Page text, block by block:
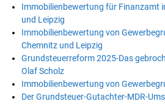
Immobilienbewertung für Finanzamt
und Leipzig
Immobilienbewertung von
Chemnitz und Leipzig
Grundsteuerreform 2025-Das
Olaf Scholz
Immobilienbewertung von
Der Grundsteuer-Gutachter-MDR-